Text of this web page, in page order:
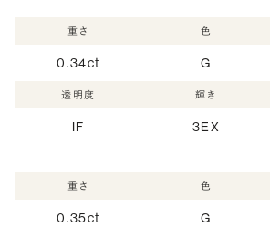
重さ
0.34ct
色
G
透明度
IF
輝き
3EX
重さ
0.35ct
色
G